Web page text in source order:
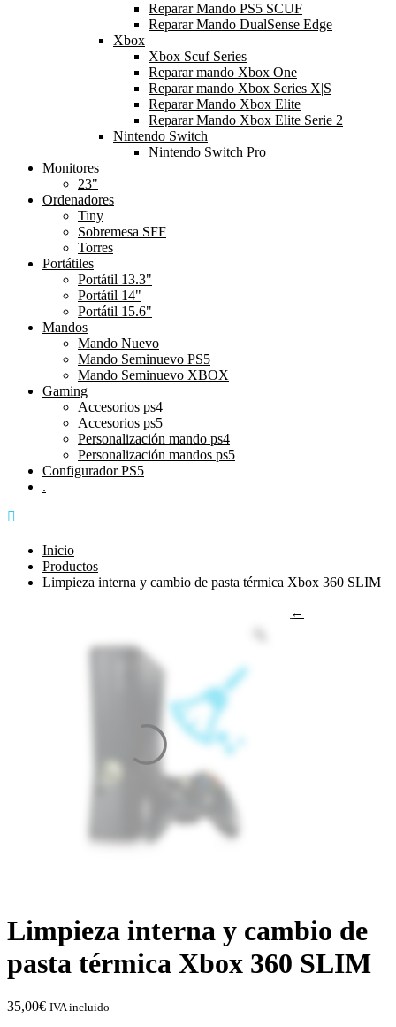
Reparar Mando PS5 SCUF
Reparar Mando DualSense Edge
Xbox
Xbox Scuf Series
Reparar mando Xbox One
Reparar mando Xbox Series X|S
Reparar Mando Xbox Elite
Reparar Mando Xbox Elite Serie 2
Nintendo Switch
Nintendo Switch Pro
Monitores
23"
Ordenadores
Tiny
Sobremesa SFF
Torres
Portátiles
Portátil 13.3"
Portátil 14"
Portátil 15.6"
Mandos
Mando Nuevo
Mando Seminuevo PS5
Mando Seminuevo XBOX
Gaming
Accesorios ps4
Accesorios ps5
Personalización mando ps4
Personalización mandos ps5
Configurador PS5
.
Inicio
Productos
Limpieza interna y cambio de pasta térmica Xbox 360 SLIM
←
Limpieza interna y cambio de
pasta térmica Xbox 360 SLIM
35,00€ IVA incluido